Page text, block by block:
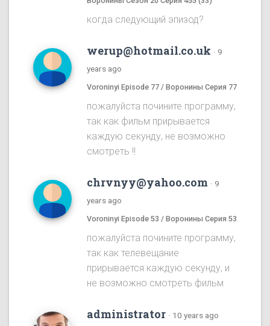
когда следующий эпизод?
werup@hotmail.co.uk · 9
years ago
Voroninyi Episode 77 / Воронины Серия 77
пожалуйста почините программу,
так как фильм прирывается
каждую секунду, не возможно
смотреть !!
chrvnyy@yahoo.com · 9
years ago
Voroninyi Episode 53 / Воронины Серия 53
пожалуйста почините программу,
так как телевещание
прирывается каждую секунду, и
не возможно смотреть фильм
administrator · 10 years ago